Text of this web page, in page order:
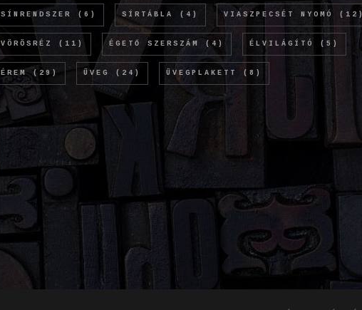
SÍNRENDSZER (6) SÍRTÁBLA (4) VIASZPECSÉT NYOMÓ (12)
VÖRÖSRÉZ (11) ÉGETŐ SZERSZÁM (4) ÉLVILÁGÍTÓ (5)
ÉREM(29) ÜVEG (24) ÜVEGPLAKETT (8)